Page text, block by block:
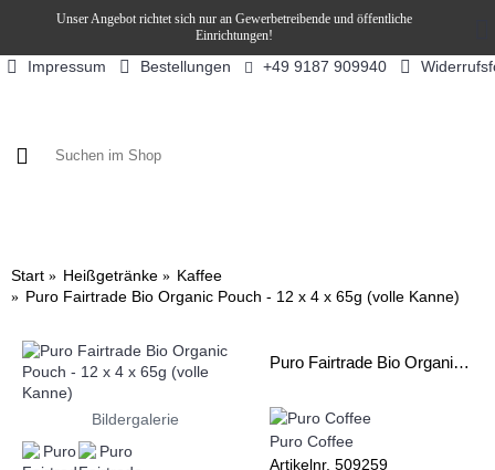
Unser Angebot richtet sich nur an Gewerbetreibende und öffentliche
Einrichtungen!
Impressum Bestellungen +49 9187 909940
Start Heißgetränke
Kaffee
Puro Fairtrade Bio Organic Pouch - 12 x 4 x 65g (volle Kanne)
Bildergalerie
Puro Fairtrade Bio Organic Pouch - 12 x 4 x 65g (volle Kanne)
Puro Coffee
Artikelnr. 509259